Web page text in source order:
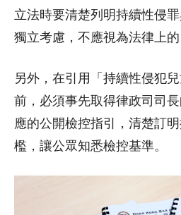
立法時要清楚列明持續性侵
獨立考慮，不應視為法律上的
另外，在引用「持續性侵犯
前，必須事先取得律政司司
應的公開檢控指引，清楚訂
檻，讓公眾知悉檢控基準。